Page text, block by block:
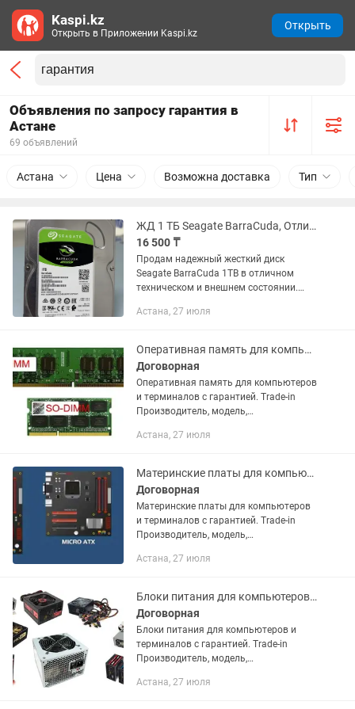
Объявления по запросу гарантия в
Астане
69 объявлений
Астана Цена Возможна доставка Тип
ЖД 1 ТБ Seagate BarraCuda, Отличное состояние Гарантия
16 500 ₸
Продам надежный жесткий диск
Seagate BarraCuda 1TB в отличном
техническом и внешнем состоянии.
домашних серверов или в качестве
фото...
Астана, 27 июля
Оперативная память для компьютеров и терминалов с гарантией.
Договорная
Оперативная память для компьютеров
и терминалов с гарантией. Trade-in
Производитель, модель,
внешний вид данного товара могут
Астана, 27 июля
Материнские платы для компьютеров и терминалов с гарантией.
Договорная
Материнские платы для компьютеров
и терминалов с гарантией. Trade-in
Производитель, модель,
внешний вид данного товара могут
Астана, 27 июля
Блоки питания для компьютеров и терминалов с гарантией.
Договорная
Блоки питания для компьютеров и
терминалов с гарантией. Trade-in
Производитель, модель,
внешний вид данного товара могут
Астана, 27 июля
Kaspi.kz
Открыть в Приложении Kaspi.kz
Открыть